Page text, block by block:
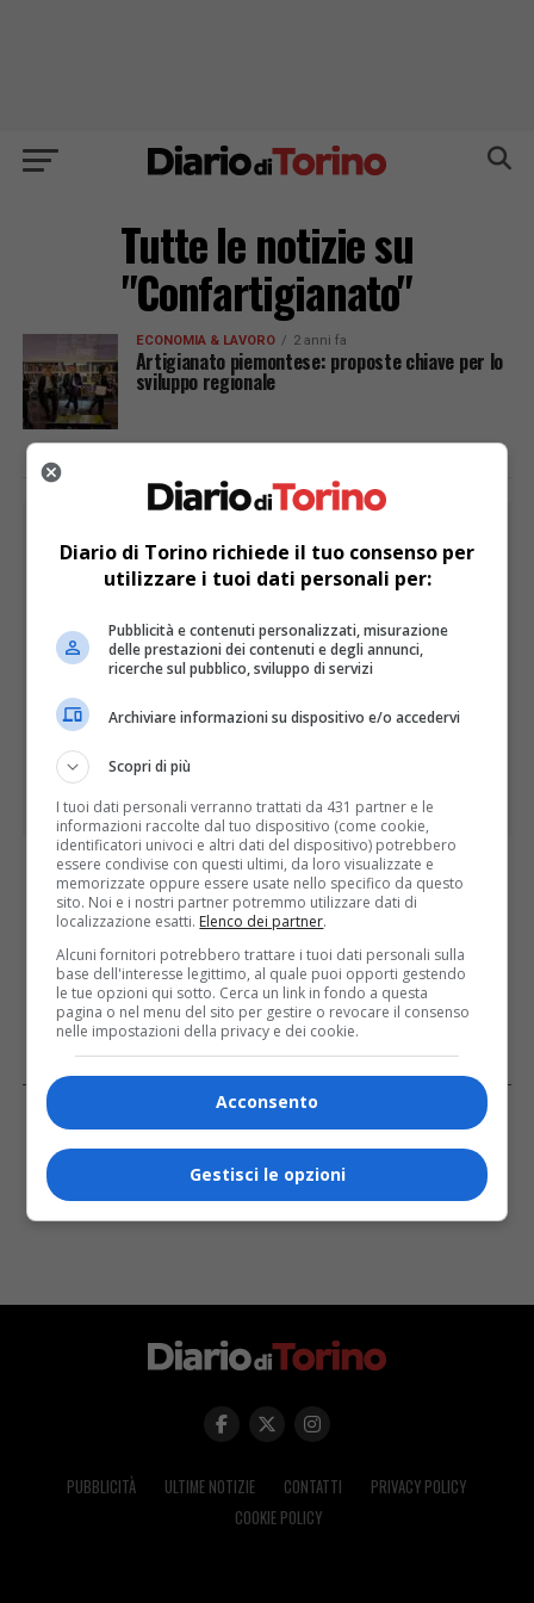
Tutte le notizie su
"Confartigianato"
ECONOMIA & LAVORO 2 anni fa
Artigianato piemontese: proposte chiave per lo
sviluppo regionale
I PIÙ LETTI ULTIME
PUBBLICITÀ ULTIME NOTIZIE CONTATTI
PRIVACY POLICY
COOKIE POLICY
Diario di Torino richiede il tuo consenso per
utilizzare i tuoi dati personali per:
Pubblicità e contenuti personalizzati, misurazione
delle prestazioni dei contenuti e degli annunci,
ricerche sul pubblico, sviluppo di servizi
Archiviare informazioni su dispositivo e/o accedervi
Scopri di più
I tuoi dati personali verranno trattati da 431 partner e le
informazioni raccolte dal tuo dispositivo (come cookie,
identificatori univoci e altri dati del dispositivo) potrebbero
essere condivise con questi ultimi, da loro visualizzate e
memorizzate oppure essere usate nello specifico da questo
sito. Noi e i nostri partner potremmo utilizzare dati di
localizzazione esatti. Elenco dei partner.
Alcuni fornitori potrebbero trattare i tuoi dati personali sulla
base dell'interesse legittimo, al quale puoi opporti gestendo
le tue opzioni qui sotto. Cerca un link in fondo a questa
pagina o nel menu del sito per gestire o revocare il consenso
nelle impostazioni della privacy e dei cookie.
Acconsento
Gestisci le opzioni